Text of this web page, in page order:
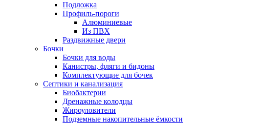
Подложка
Профиль-пороги
Алюминиевые
Из ПВХ
Раздвижные двери
Бочки
Бочки для воды
Канистры, фляги и бидоны
Комплектующие для бочек
Септики и канализация
Биобактерии
Дренажные колодцы
Жироуловители
Подземные накопительные ёмкости